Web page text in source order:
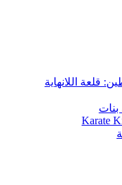
قلعة اللانهاية
بنات
Karate